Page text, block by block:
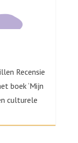
Recensie
boek ‘Mijn
culturele